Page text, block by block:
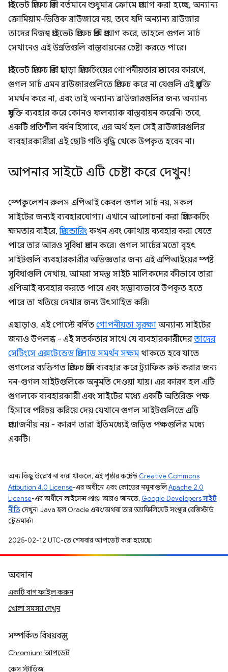
প্রাইভেট প্রিফেচ প্রক্সি বর্তমানে শুধুমাত্র ক্রোমে প্রয়োগ করা হচ্ছে, অন্যান্য
ক্রোমিয়াম-ভিত্তিক ব্রাউজারে নয়, তবে যদি অন্যান্য ব্রাউজার
তাদের নিজস্ব প্রাইভেট প্রিফেচ প্রক্সি প্রয়োগ করে, তাহলে গুগল সার্চ
সেখানেও এই উন্নতিগুলি বাস্তবায়নের চেষ্টা করতে পারে।
প্রাইভেট প্রিফেচ প্রক্সি ছাড়া প্রিফেচিংয়ের গোপনীয়তার প্রভাবের কারণে,
গুগল সার্চ এমন ব্রাউজারগুলিতে প্রিফেচ করে না যেগুলি এই প্রযুক্তি
সমর্থন করে না, এবং তাই অন্যান্য ব্রাউজারগুলির জন্য অন্যান্য
প্রযুক্তি ব্যবহার করে কোনও ফলব্যাক বাস্তবায়ন করেনি। তবে,
একটি প্রগতিশীল বর্ধন হিসাবে, এর অর্থ হল সেই ব্রাউজারগুলির
ব্যবহারকারীরা এই ছোট গতি বৃদ্ধি থেকে উপকৃত হবেন না।
আপনার সাইটে এটি চেষ্টা করে দেখুন!
স্পেকুলেশন রুলস এপিআই কেবল গুগল সার্চ নয়, সকল
সাইটের জন্যই ব্যবহারযোগ্য। এখানে আলোচনা করা প্রিফেকচিং
ক্ষমতার বাইরে,প্রিরেন্ডারিং কখন এবং কোথায় ব্যবহার করা যেতে
পারে তার আরও সুবিধা প্রদান করে। গুগল সার্চের মতো বৃহৎ
সাইটগুলি ব্যবহারকারীর অভিজ্ঞতার জন্য এই এপিআইয়ের স্পষ্ট
সুবিধাগুলি দেখায়, আমরা সমস্ত সাইট মালিকদের কীভাবে তারা
এপিআই ব্যবহার করতে পারে এবং সম্ভাব্যভাবে উপকৃত হতে
পারে তা খতিয়ে দেখার জন্য উৎসাহিত করি।
এছাড়াও, এই পোস্টে বর্ণিত গোপনীয়তা সুরক্ষা অন্যান্য সাইটের
জন্যও উপলব্ধ - এই সতর্কতার সাথে যে ব্যবহারকারীদেরতাদের
সেটিংসে এক্সটেন্ডেড প্রিলোড সমর্থন সক্ষম থাকতে হবে যাতে
গুগলের ব্যক্তিগত প্রিফেচ প্রক্সি ব্যবহার করে ট্র্যাফিক রুট করার জন্য
নন-গুগল সাইটগুলিকে অনুমতি দেওয়া যায়। এর কারণ হল এটি
গুগলকে ব্যবহারকারী এবং সাইটের মধ্যে একটি অতিরিক্ত পক্ষ
হিসাবে পরিচয় করিয়ে দেয় যেখানে গুগল সাইটগুলিতে এটি
প্রয়োজনীয় নয় - কারণ তারা ইতিমধ্যেই জড়িত পক্ষগুলির মধ্যে
একটি।
অন্য কিছু উল্লেখ না করা থাকলে, এই পৃষ্ঠার কন্টেন্ট Creative Commons
Attribution 4.0 License-এর অধীনে এবং কোডের নমুনাগুলিApache 2.0
License-এর অধীনে লাইসেন্স প্রাপ্ত। আরও জানতে, Google Developers সাইট
নীতিদেখুন। Java হল Oracle এবং/অথবা তার অ্যাফিলিয়েট সংস্থার রেজিস্টার্ড
ট্রেডমার্ক।
2025-02-12 UTC-তে শেষবার আপডেট করা হয়েছে।
অবদান
একটি বাগ ফাইল করুন
খোলা সমস্যা দেখুন
সম্পর্কিত বিষয়বস্তু
Chromium আপডেট
কেস স্টাডিজ